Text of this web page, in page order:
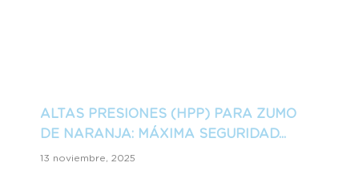
ALTAS PRESIONES (HPP) PARA ZUMO
DE NARANJA: MÁXIMA SEGURIDAD...
13 noviembre, 2025